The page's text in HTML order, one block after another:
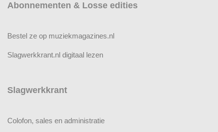
Abonnementen & Losse edities
Bestel ze op muziekmagazines.nl
Slagwerkkrant.nl digitaal lezen
Slagwerkkrant
Colofon, sales en administratie